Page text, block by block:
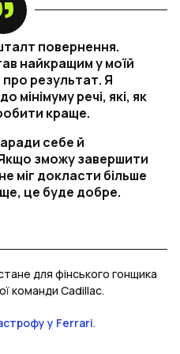
повернення.
найкращим у моїй
про результат. Я
мінімуму речі, які, як
краще.
себе й
зможу завершити
міг докласти більше
це буде добре.
для фінського гонщика
команди Cadillac.
у Ferrari.